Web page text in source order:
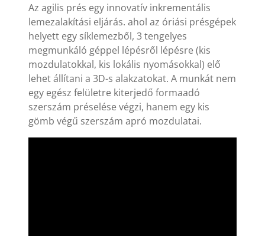
Az agilis prés egy innovatív inkrementális
lemezalakítási eljárás. ahol az óriási présgépek
helyett egy síklemezből, 3 tengelyes
megmunkáló géppel lépésről lépésre (kis
mozdulatokkal, kis lokális nyomásokkal) elő
lehet állítani a 3D-s alakzatokat. A munkát nem
egy egész felületre kiterjedő formaadó
szerszám préselése végzi, hanem egy kis
gömb végű szerszám apró mozdulatai.